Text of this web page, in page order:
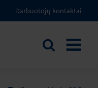
Darbuotojų kontaktai
Ieškoti